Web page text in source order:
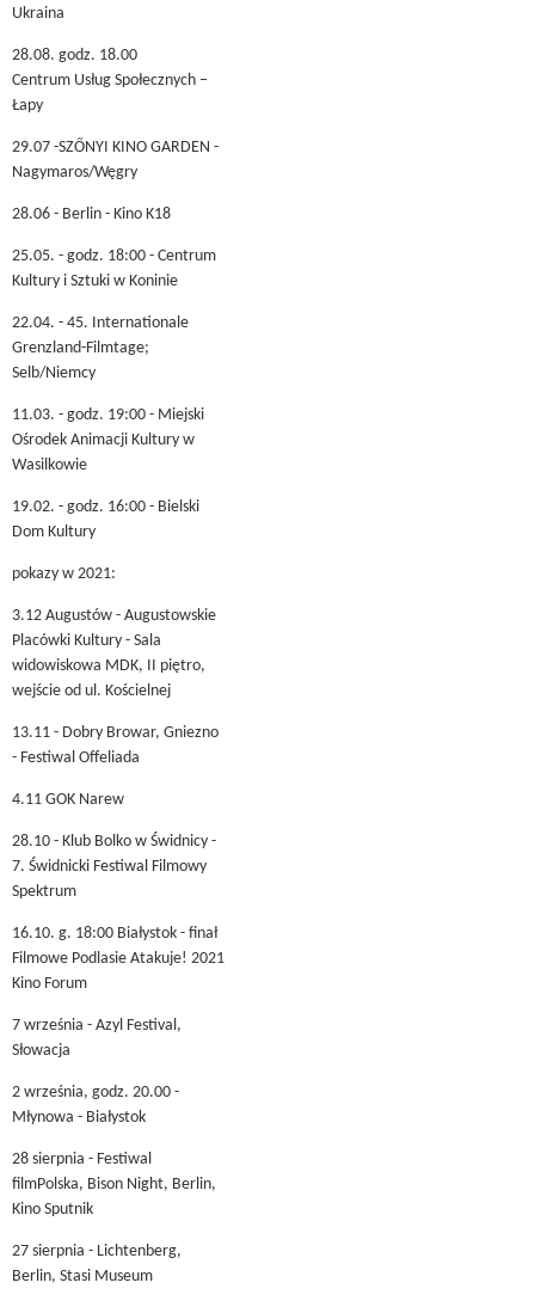
Ukraina
28.08. godz. 18.00
Centrum Usług Społecznych –
Łapy
29.07 -SZŐNYI KINO GARDEN -
Nagymaros/Węgry
28.06 - Berlin - Kino K18
25.05. - godz. 18:00 - Centrum
Kultury i Sztuki w Koninie
22.04. - 45. Internationale
Grenzland-Filmtage;
Selb/Niemcy
11.03. - godz. 19:00 - Miejski
Ośrodek Animacji Kultury w
Wasilkowie
19.02. - godz. 16:00 - Bielski
Dom Kultury
pokazy w 2021:
3.12 Augustów - Augustowskie
Placówki Kultury - Sala
widowiskowa MDK, II piętro,
wejście od ul. Kościelnej
13.11 - Dobry Browar, Gniezno
- Festiwal Offeliada
4.11 GOK Narew
28.10 - Klub Bolko w Świdnicy -
7. Świdnicki Festiwal Filmowy
Spektrum
16.10. g. 18:00 Białystok - finał
Filmowe Podlasie Atakuje! 2021
Kino Forum
7 września - Azyl Festival,
Słowacja
2 września, godz. 20.00 -
Młynowa - Białystok
28 sierpnia - Festiwal
filmPolska, Bison Night, Berlin,
Kino Sputnik
27 sierpnia - Lichtenberg,
Berlin, Stasi Museum